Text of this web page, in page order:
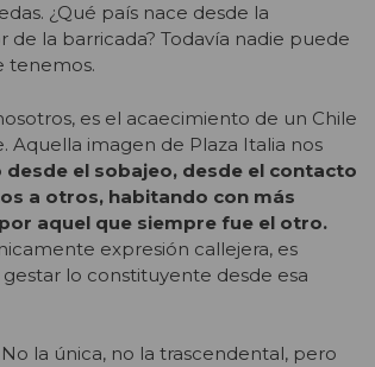
¿Qué país nace desde la
la barricada? Todavía nadie puede
tenemos.
es el acaecimiento de un Chile
imagen de Plaza Italia nos
el sobajeo, desde el contacto
a otros, habitando con más
aquel que siempre fue el otro.
expresión callejera, es
lo constituyente desde esa
la única, no la trascendental, pero